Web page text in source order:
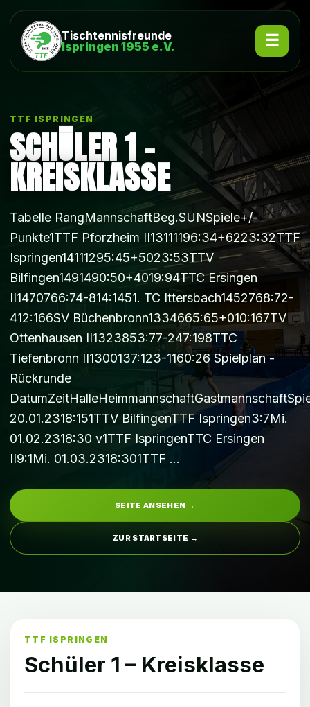
Tischtennisfreunde
Ispringen 1955 e.V.
TTF ISPRINGEN
SCHÜLER 1 –
KREISKLASSE
Tabelle RangMannschaftBeg.SUNSpiele+/-
Punkte1TTF Pforzheim II13111196:34+6223:32TTF
Ispringen14111295:45+5023:53TTV
Bilfingen1491490:50+4019:94TTC Ersingen
II1470766:74-814:1451. TC Ittersbach1452768:72-
412:166SV Büchenbronn1334665:65+010:167TV
Ottenhausen II1323853:77-247:198TTC
Tiefenbronn II1300137:123-1160:26 Spielplan -
Rückrunde
20.01.2318:151TTV BilfingenTTF Ispringen3:7Mi.
01.02.2318:30 v1TTF IspringenTTC Ersingen
II9:1Mi. 01.03.2318:301TTF …
SEITE ANSEHEN →
ZUR STARTSEITE →
TTF ISPRINGEN
Schüler 1 – Kreisklasse